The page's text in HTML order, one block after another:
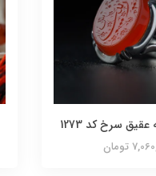
سرخ کد 1273
تومان